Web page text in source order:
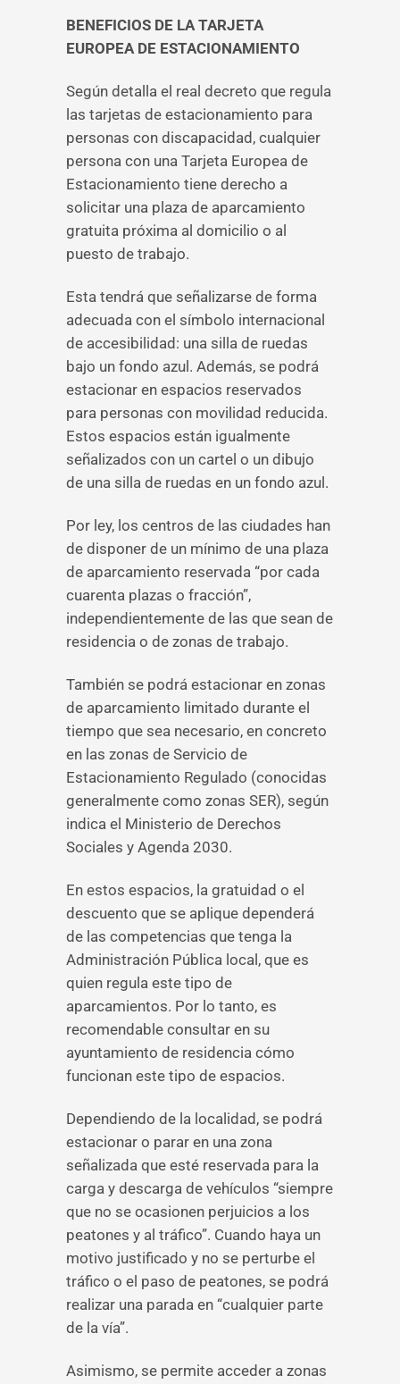
BENEFICIOS DE LA TARJETA
EUROPEA DE ESTACIONAMIENTO
Según detalla el real decreto que regula
las tarjetas de estacionamiento para
personas con discapacidad, cualquier
persona con una Tarjeta Europea de
Estacionamiento tiene derecho a
solicitar una plaza de aparcamiento
gratuita próxima al domicilio o al
puesto de trabajo.
Esta tendrá que señalizarse de forma
adecuada con el símbolo internacional
de accesibilidad: una silla de ruedas
bajo un fondo azul. Además, se podrá
estacionar en espacios reservados
para personas con movilidad reducida.
Estos espacios están igualmente
señalizados con un cartel o un dibujo
de una silla de ruedas en un fondo azul.
Por ley, los centros de las ciudades han
de disponer de un mínimo de una plaza
de aparcamiento reservada “por cada
cuarenta plazas o fracción”,
independientemente de las que sean de
residencia o de zonas de trabajo.
También se podrá estacionar en zonas
de aparcamiento limitado durante el
tiempo que sea necesario, en concreto
en las zonas de Servicio de
Estacionamiento Regulado (conocidas
generalmente como zonas SER), según
indica el Ministerio de Derechos
Sociales y Agenda 2030.
En estos espacios, la gratuidad o el
descuento que se aplique dependerá
de las competencias que tenga la
Administración Pública local, que es
quien regula este tipo de
aparcamientos. Por lo tanto, es
recomendable consultar en su
ayuntamiento de residencia cómo
funcionan este tipo de espacios.
Dependiendo de la localidad, se podrá
estacionar o parar en una zona
señalizada que esté reservada para la
carga y descarga de vehículos “siempre
que no se ocasionen perjuicios a los
peatones y al tráfico”. Cuando haya un
motivo justificado y no se perturbe el
tráfico o el paso de peatones, se podrá
realizar una parada en “cualquier parte
de la vía”.
Asimismo, se permite acceder a zonas